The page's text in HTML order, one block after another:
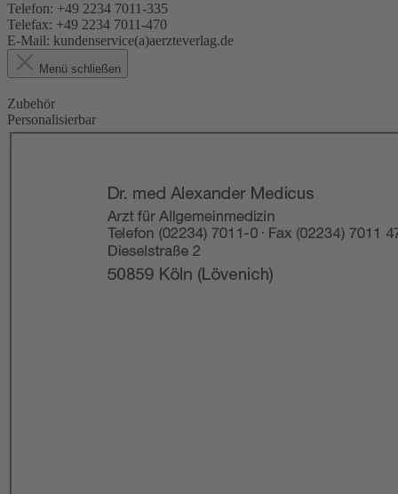
Telefon: +49 2234 7011-335
Telefax: +49 2234 7011-470
E-Mail: kundenservice(a)aerzteverlag.de
Menü schließen
Zubehör
Personalisierbar